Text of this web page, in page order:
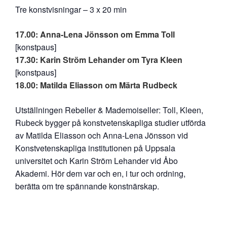
Tre konstvisningar – 3 x 20 min
17.00: Anna-Lena Jönsson om Emma Toll
[konstpaus]
17.30: Karin Ström Lehander om Tyra Kleen
[konstpaus]
18.00: Matilda Eliasson om Märta Rudbeck
Utställningen Rebeller & Mademoiseller: Toll, Kleen,
Rubeck bygger på konstvetenskapliga studier utförda
av Matilda Eliasson och Anna-Lena Jönsson vid
Konstvetenskapliga institutionen på Uppsala
universitet och Karin Ström Lehander vid Åbo
Akademi. Hör dem var och en, i tur och ordning,
berätta om tre spännande konstnärskap.